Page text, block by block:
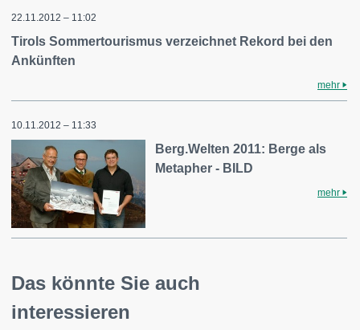
22.11.2012 – 11:02
Tirols Sommertourismus verzeichnet Rekord bei den
Ankünften
mehr
10.11.2012 – 11:33
Berg.Welten 2011: Berge als
Metapher - BILD
mehr
Das könnte Sie auch
interessieren